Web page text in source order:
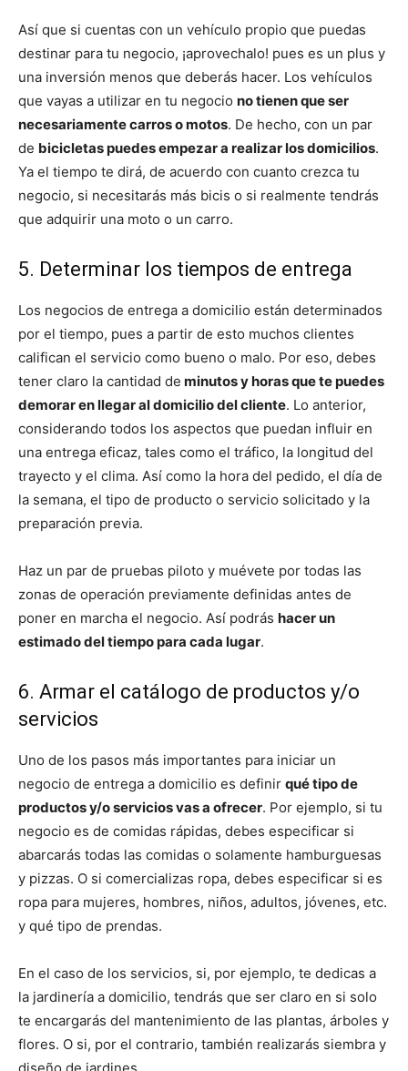
Así que si cuentas con un vehículo propio que puedas
destinar para tu negocio, ¡aprovechalo! pues es un plus y
una inversión menos que deberás hacer. Los vehículos
que vayas a utilizar en tu negocio no tienen que ser
necesariamente carros o motos. De hecho, con un par
de bicicletas puedes empezar a realizar los domicilios.
Ya el tiempo te dirá, de acuerdo con cuanto crezca tu
negocio, si necesitarás más bicis o si realmente tendrás
que adquirir una moto o un carro.
5. Determinar los tiempos de entrega
Los negocios de entrega a domicilio están determinados
por el tiempo, pues a partir de esto muchos clientes
califican el servicio como bueno o malo. Por eso, debes
tener claro la cantidad de minutos y horas que te puedes
demorar en llegar al domicilio del cliente. Lo anterior,
considerando todos los aspectos que puedan influir en
una entrega eficaz, tales como el tráfico, la longitud del
trayecto y el clima. Así como la hora del pedido, el día de
la semana, el tipo de producto o servicio solicitado y la
preparación previa.
Haz un par de pruebas piloto y muévete por todas las
zonas de operación previamente definidas antes de
poner en marcha el negocio. Así podrás hacer un
estimado del tiempo para cada lugar.
6. Armar el catálogo de productos y/o
servicios
Uno de los pasos más importantes para iniciar un
negocio de entrega a domicilio es definir qué tipo de
productos y/o servicios vas a ofrecer. Por ejemplo, si tu
negocio es de comidas rápidas, debes especificar si
abarcarás todas las comidas o solamente hamburguesas
y pizzas. O si comercializas ropa, debes especificar si es
ropa para mujeres, hombres, niños, adultos, jóvenes, etc.
y qué tipo de prendas.
En el caso de los servicios, si, por ejemplo, te dedicas a
la jardinería a domicilio, tendrás que ser claro en si solo
te encargarás del mantenimiento de las plantas, árboles y
flores. O si, por el contrario, también realizarás siembra y
diseño de jardines.